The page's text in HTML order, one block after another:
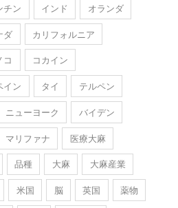
チン インド
オランダ
ダ
カリフォルニア
コ
コカイン
イン タイ
テルペン
ニューヨーク
バイデン
マリファナ
医療大麻
品種 大麻
大麻産業
米国 脳 英国
薬物